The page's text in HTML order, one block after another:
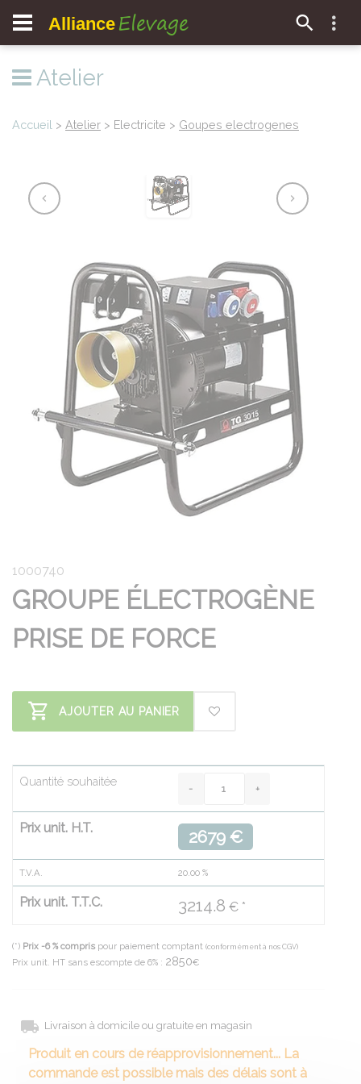
Alliance Elevage
Atelier
Accueil > Atelier > Electricite > Goupes electrogenes
1000740
GROUPE ÉLECTROGÈNE
PRISE DE FORCE
AJOUTER AU PANIER
Quantité souhaitée
Prix unit. H.T. 2679 €
T.V.A. 20.00 %
Prix unit. T.T.C. 3214.8 € *
(*) Prix -6 % compris pour paiement comptant (conformément à nos CGV)
Prix unit. HT sans escompte de 6% : 2850€
Livraison à domicile ou gratuite en magasin
Produit en cours de réapprovisionnement... La
commande est possible mais des délais sont à